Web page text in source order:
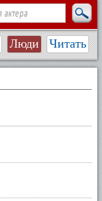
Люди Читать